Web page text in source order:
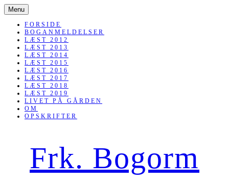
Menu SKIP
TO
CONTENT
FORSIDE
BOGANMELDELSER
LÆST 2012
LÆST 2013
LÆST 2014
LÆST 2015
LÆST 2016
LÆST 2017
LÆST 2018
LÆST 2019
LIVET PÅ GÅRDEN
OM
OPSKRIFTER
Frk. Bogorm